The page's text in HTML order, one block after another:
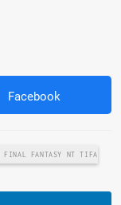
Facebook
FANTASY NT TIFA